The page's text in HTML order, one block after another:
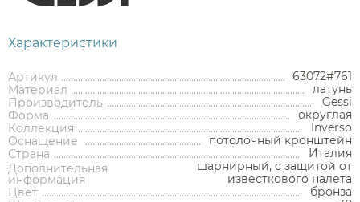
Аксессуары
Характеристики
Артикул
63072#761
Материал
латунь
Производитель
Gessi
Форма
округлая
Коллекция
Inverso
Оснащение
потолочный кронштейн
Страна
Италия
Дополнительная
информация
шарнирный, с защитой от
известкового налета
Цвет
бронза